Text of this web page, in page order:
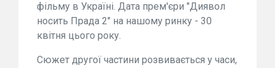
фільму в Україні. Дата прем'єри "Диявол
носить Прада 2" на нашому ринку - 30
квітня цього року.
Сюжет другої частини розвивається у часи,